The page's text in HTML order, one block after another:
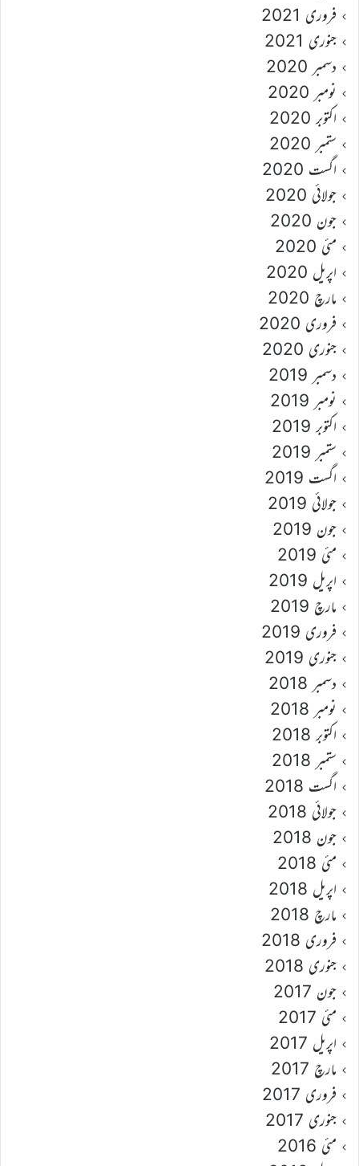
فروری 2021
جنوری 2021
دسمبر 2020
نومبر 2020
اکتوبر 2020
ستمبر 2020
اگست 2020
جولائی 2020
جون 2020
مئی 2020
اپریل 2020
مارچ 2020
فروری 2020
جنوری 2020
دسمبر 2019
نومبر 2019
اکتوبر 2019
ستمبر 2019
اگست 2019
جولائی 2019
جون 2019
مئی 2019
اپریل 2019
مارچ 2019
فروری 2019
جنوری 2019
دسمبر 2018
نومبر 2018
اکتوبر 2018
ستمبر 2018
اگست 2018
جولائی 2018
جون 2018
مئی 2018
اپریل 2018
مارچ 2018
فروری 2018
جنوری 2018
جون 2017
مئی 2017
اپریل 2017
مارچ 2017
فروری 2017
جنوری 2017
مئی 2016